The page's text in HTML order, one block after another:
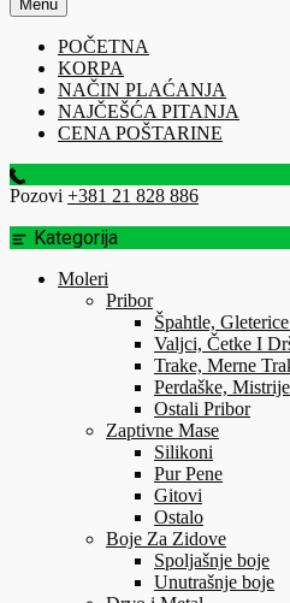
Menu
POČETNA
KORPA
NAČIN PLAĆANJA
NAJČEŠĆA PITANJA
CENA POŠTARINE
Pozovi +381 21 828 886
Kategorija
Moleri
Pribor
Špahtle,
Valjci, Četke I
Trake, Merne
Perdaške,
Ostali Pribor
Zaptivne Mase
Silikoni
Pur Pene
Gitovi
Ostalo
Boje Za Zidove
Spoljašnje boje
Unutrašnje boje